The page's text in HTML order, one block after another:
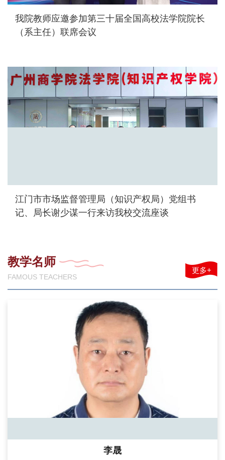
我院教师应邀参加第三十届全国高校法学院院长
（系主任）联席会议
江门市市场监督管理局（知识产权局）党组书
记、局长谢少谋一行来访我校交流座谈
教学名师
FAMOUS TEACHERS
更多+
李晟